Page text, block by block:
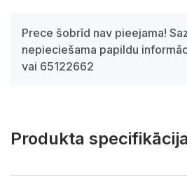
Prece šobrīd nav pieejama!
nepieciešama papildu
vai 65122662
Produkta specifikācija